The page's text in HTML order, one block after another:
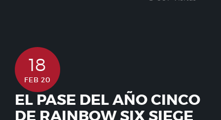
18
FEB 20
EL PASE DEL AÑO CINCO
DE RAINBOW SIX SIEGE